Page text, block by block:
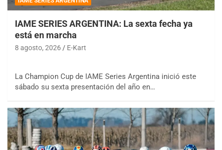
IAME SERIES ARGENTINA: La sexta fecha ya
está en marcha
8 agosto, 2026 E-Kart
La Champion Cup de IAME Series Argentina inició este
sábado su sexta presentación del año en…